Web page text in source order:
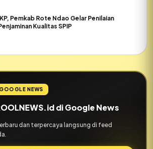
Pemkab Rote Ndao Gelar Penilaian
Kualitas SPIP
NEWS
di Google News
dan terpercaya langsung di feed